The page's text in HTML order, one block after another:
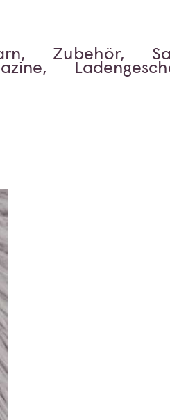
Zubehör,